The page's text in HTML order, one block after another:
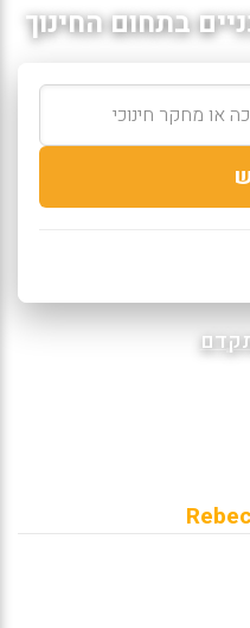
בתחום החינוך